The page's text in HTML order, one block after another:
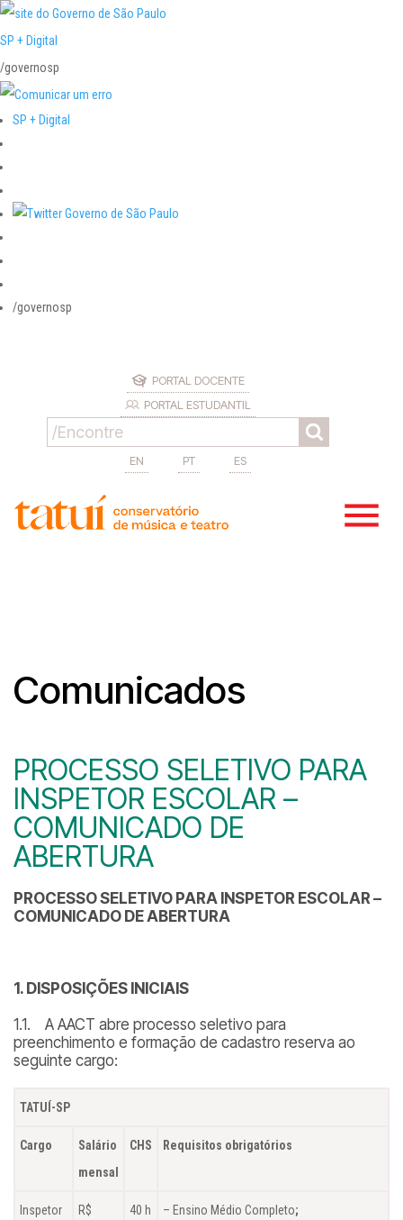
SP + Digital
/governosp
SP + Digital
/governosp
PORTAL DOCENTE
PORTAL ESTUDANTIL
EN PT ES
Comunicados
PROCESSO SELETIVO PARA
INSPETOR ESCOLAR –
COMUNICADO DE
ABERTURA
PROCESSO SELETIVO PARA INSPETOR ESCOLAR –
COMUNICADO DE ABERTURA
1. DISPOSIÇÕES INICIAIS
1.1. A AACT abre processo seletivo para
preenchimento e formação de cadastro reserva ao
seguinte cargo:
TATUÍ-SP
Cargo
Salário
mensal
CHS Requisitos obrigatórios
Inspetor
R$
40 h – Ensino Médio Completo;